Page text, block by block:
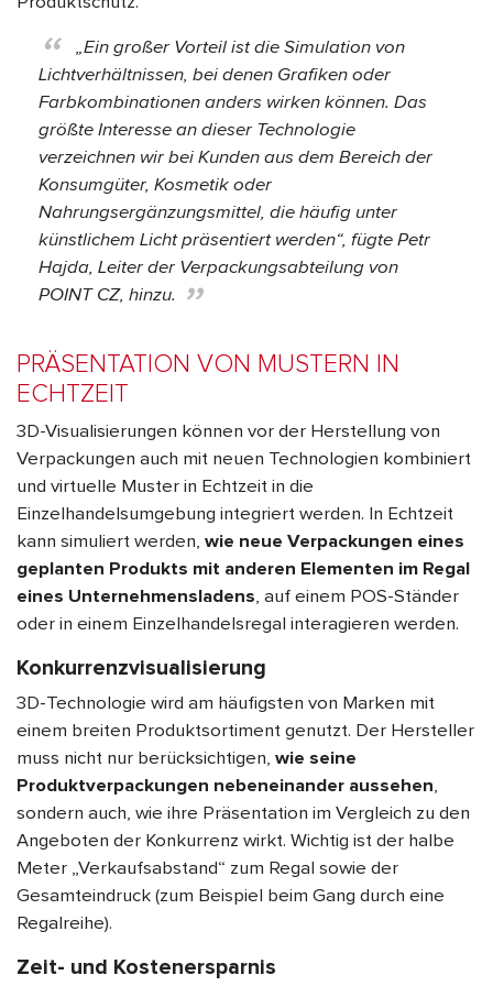
„Ein großer Vorteil ist die Simulation von
Lichtverhältnissen, bei denen Grafiken oder
Farbkombinationen anders wirken können. Das
größte Interesse an dieser Technologie
verzeichnen wir bei Kunden aus dem Bereich der
Konsumgüter, Kosmetik oder
Nahrungsergänzungsmittel, die häufig unter
künstlichem Licht präsentiert werden“, fügte Petr
Hajda, Leiter der Verpackungsabteilung von
POINT CZ, hinzu.
PRÄSENTATION VON MUSTERN IN
ECHTZEIT
3D-Visualisierungen können vor der Herstellung von
Verpackungen auch mit neuen Technologien kombiniert
und virtuelle Muster in Echtzeit in die
Einzelhandelsumgebung integriert werden. In Echtzeit
kann simuliert werden, wie neue Verpackungen eines
geplanten Produkts mit anderen Elementen im Regal
eines Unternehmensladens, auf einem POS-Ständer
oder in einem Einzelhandelsregal interagieren werden.
Konkurrenzvisualisierung
3D-Technologie wird am häufigsten von Marken mit
einem breiten Produktsortiment genutzt. Der Hersteller
muss nicht nur berücksichtigen, wie seine
Produktverpackungen nebeneinander aussehen,
sondern auch, wie ihre Präsentation im Vergleich zu den
Angeboten der Konkurrenz wirkt. Wichtig ist der halbe
Meter „Verkaufsabstand“ zum Regal sowie der
Gesamteindruck (zum Beispiel beim Gang durch eine
Regalreihe).
Zeit- und Kostenersparnis